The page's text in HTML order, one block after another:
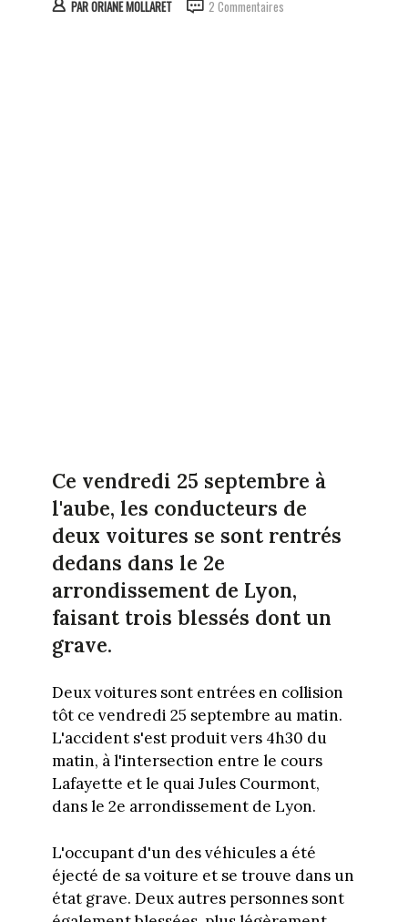
PARORIANE MOLLARET 2 Commentaires
Ce vendredi 25 septembre à
l'aube, les conducteurs de
deux voitures se sont rentrés
dedans dans le 2e
arrondissement de Lyon,
faisant trois blessés dont un
grave.
Deux voitures sont entrées en collision
tôt ce vendredi 25 septembre au matin.
L'accident s'est produit vers 4h30 du
matin, à l'intersection entre le cours
Lafayette et le quai Jules Courmont,
dans le 2e arrondissement de Lyon.
L'occupant d'un des véhicules a été
éjecté de sa voiture et se trouve dans un
état grave. Deux autres personnes sont